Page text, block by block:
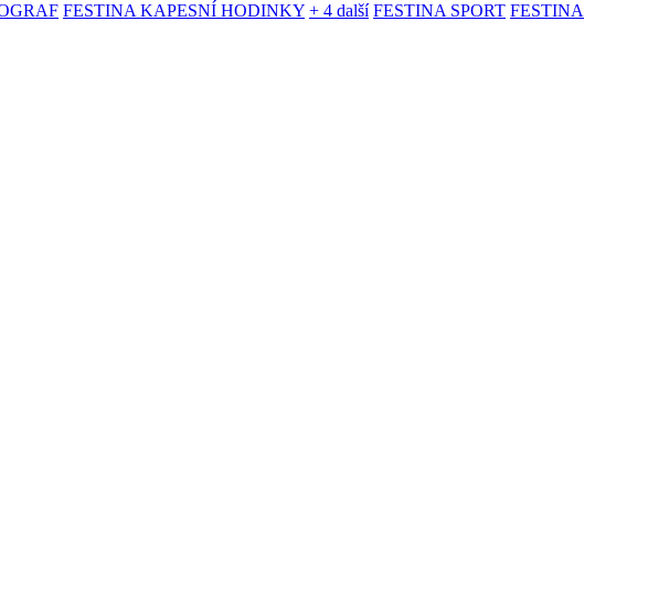
FESTINA KAPESNÍ HODINKY + 4 další FESTINA SPORT FESTINA